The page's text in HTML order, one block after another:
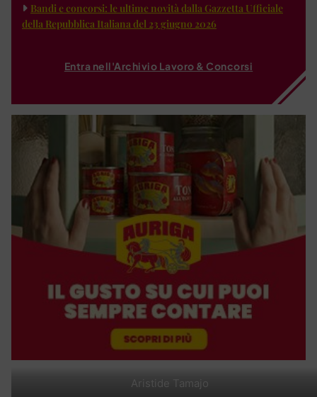
Aristide Tamajo
Bandi e concorsi: le ultime novità dalla Gazzetta Ufficiale
della Repubblica Italiana del 23 giugno 2026
Entra nell'Archivio Lavoro & Concorsi